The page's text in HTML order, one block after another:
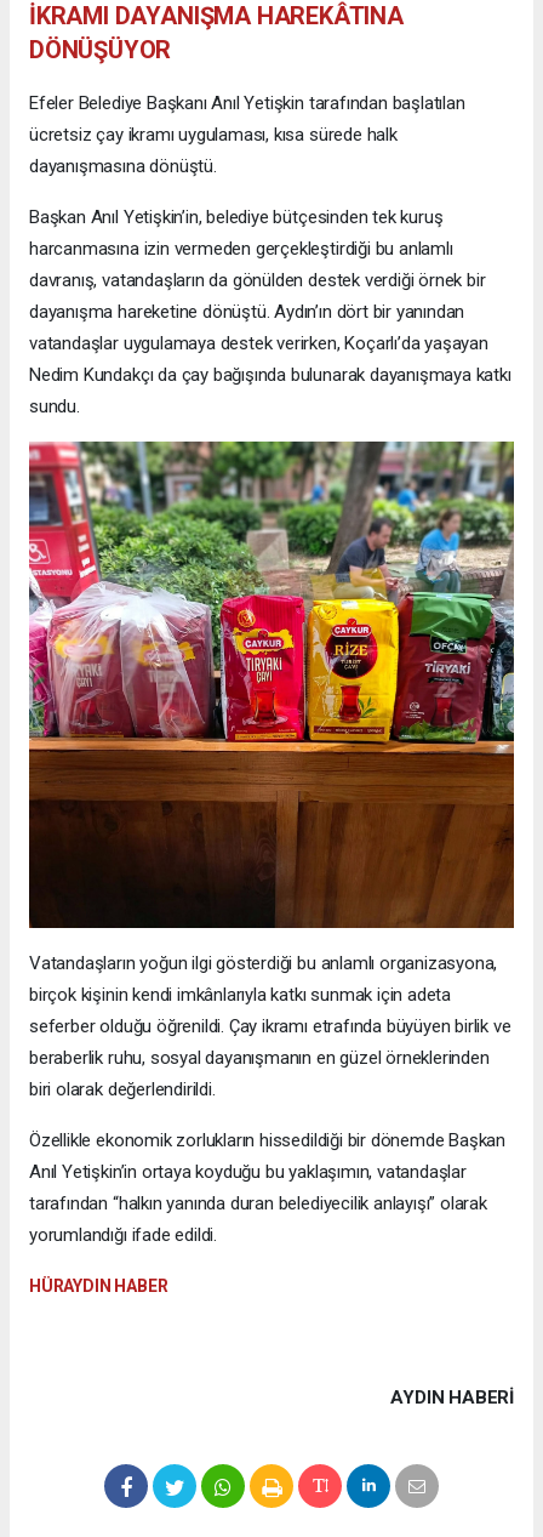
İKRAMI DAYANIŞMA HAREKÂTINA
DÖNÜŞÜYOR
Efeler Belediye Başkanı Anıl Yetişkin tarafından başlatılan
ücretsiz çay ikramı uygulaması, kısa sürede halk
dayanışmasına dönüştü.
Başkan Anıl Yetişkin’in, belediye bütçesinden tek kuruş
harcanmasına izin vermeden gerçekleştirdiği bu anlamlı
davranış, vatandaşların da gönülden destek verdiği örnek bir
dayanışma hareketine dönüştü. Aydın’ın dört bir yanından
vatandaşlar uygulamaya destek verirken, Koçarlı’da yaşayan
Nedim Kundakçı da çay bağışında bulunarak dayanışmaya katkı
sundu.
Vatandaşların yoğun ilgi gösterdiği bu anlamlı organizasyona,
birçok kişinin kendi imkânlarıyla katkı sunmak için adeta
seferber olduğu öğrenildi. Çay ikramı etrafında büyüyen birlik ve
beraberlik ruhu, sosyal dayanışmanın en güzel örneklerinden
biri olarak değerlendirildi.
Özellikle ekonomik zorlukların hissedildiği bir dönemde Başkan
Anıl Yetişkin’in ortaya koyduğu bu yaklaşımın, vatandaşlar
tarafından “halkın yanında duran belediyecilik anlayışı” olarak
yorumlandığı ifade edildi.
HÜRAYDIN HABER
AYDIN HABERİ